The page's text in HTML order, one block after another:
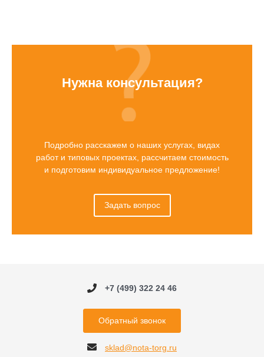
Нужна консультация?
Подробно расскажем о наших услугах, видах
работ и типовых проектах, рассчитаем стоимость
и подготовим индивидуальное предложение!
Задать вопрос
+7 (499) 322 24 46
Обратный звонок
sklad@nota-torg.ru